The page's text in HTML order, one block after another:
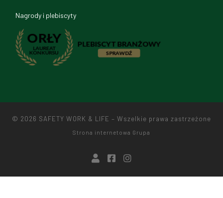
Nagrody i plebiscyty
© 2026 SAFETY WORK & LIFE – Wszelkie prawa zastrzeżone
Strona internetowa Grupa